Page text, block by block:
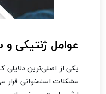
عوامل ژنتیکی و
یکی از اصلی‌ترین
مشکلات استخوانی قرار